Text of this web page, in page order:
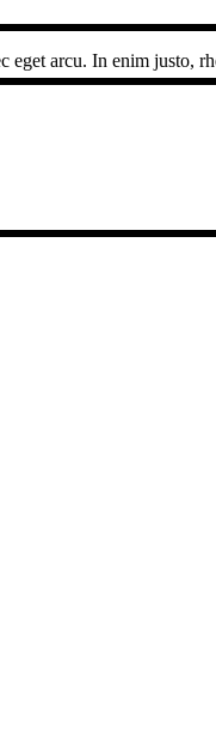
eget arcu. In enim justo,